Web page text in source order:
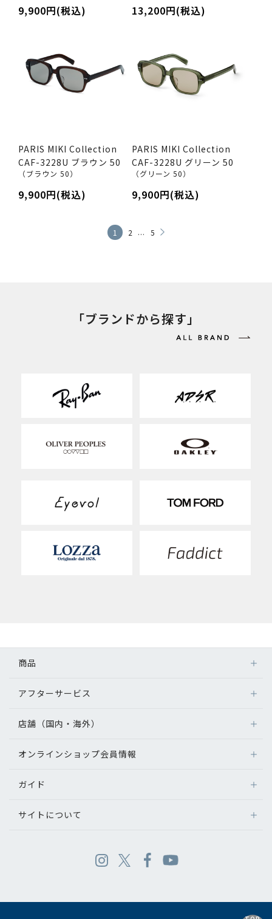
9,900円(税込) 13,200円(税込)
PARIS MIKI Collection
CAF-3228U ブラウン 50
（ブラウン 50）
9,900円(税込)
PARIS MIKI Collection
CAF-3228U グリーン 50
（グリーン 50）
9,900円(税込)
1 2 ... 5
「ブランドから探す」
商品
アフターサービス
店舗（国内・海外）
オンラインショップ会員情報
ガイド
サイトについて